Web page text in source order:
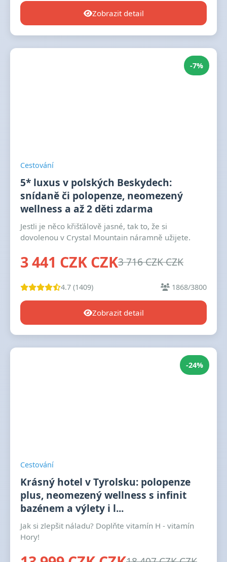
Zobrazit detail
-7%
Cestování
5* luxus v polských Beskydech:
snídaně či polopenze, neomezený
wellness a až 2 děti zdarma
Jestli je něco křišťálově jasné, tak to, že si
dovolenou v Crystal Mountain náramně užijete.
3 441 CZK CZK3 716 CZK CZK
4.7 (1409) 1868/3800
Zobrazit detail
-24%
Cestování
Krásný hotel v Tyrolsku: polopenze
plus, neomezený wellness s infinit
bazénem a výlety i l...
Jak si zlepšit náladu? Doplňte vitamín H - vitamín
Hory!